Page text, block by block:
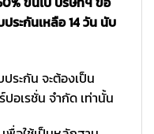
ระกันเหลือ 14 วัน นับ
ระกัน จะต้องเป็น
อเรชั่น จำกัด เท่านั้น